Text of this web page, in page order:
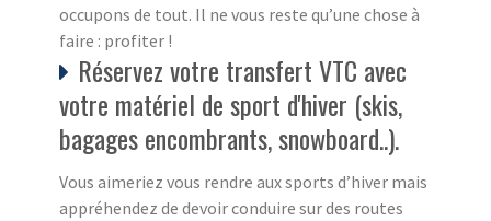
occupons de tout. Il ne vous reste qu’une chose à
faire : profiter !
Réservez votre transfert VTC avec
votre matériel de sport d'hiver (skis,
bagages encombrants, snowboard..).
Vous aimeriez vous rendre aux sports d’hiver mais
appréhendez de devoir conduire sur des routes